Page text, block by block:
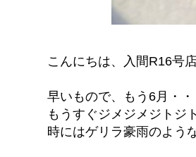
こんにちは、入間R16号
早いもので、もう6月・・
もうすぐジメジメジトジ
時にはゲリラ豪雨のよう